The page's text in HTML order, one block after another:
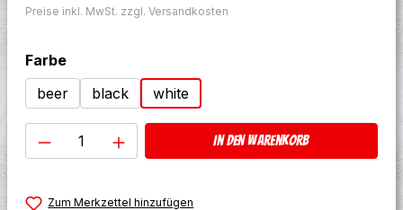
Preise inkl. MwSt. zzgl. Versandkosten
Farbeauswählen
beer
black white
Produkt Anzahl: Gib den
In den Warenkorb
Zum Merkzettel hinzufügen